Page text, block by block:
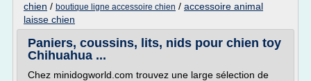
chien / boutique ligne accessoire chien / accessoire animal
laisse chien
Paniers, coussins, lits, nids pour chien toy
Chihuahua ...
Chez minidogworld.com trouvez une large sélection de